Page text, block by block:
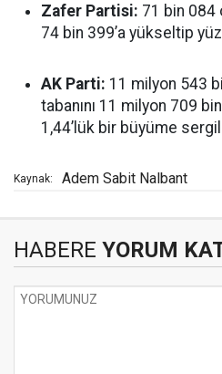
Zafer Partisi: 71 bin 084
74 bin 399’a yükseltip
AK Parti: 11 milyon 543
tabanını 11 milyon 709
1,44’lük bir büyüme
Kaynak: Adem Sabit Nalbant
HABERE YORUM